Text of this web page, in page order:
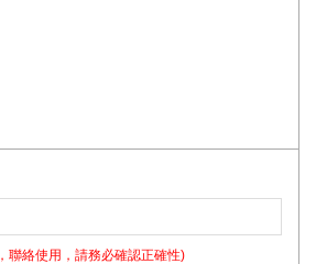
聯絡使用，請務必確認正確性)